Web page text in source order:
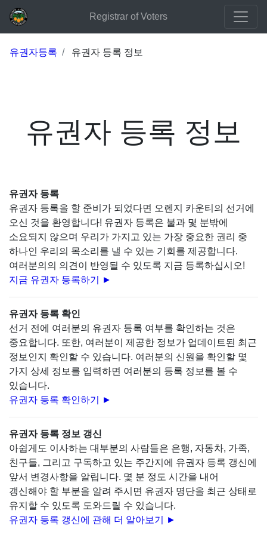
Registrar of Voters
유권자등록 유권자 등록 정보
유권자 등록 정보
유권자 등록
유권자 등록을 할 준비가 되었다면 오렌지 카운티의 선거에
오신 것을 환영합니다! 유권자 등록은 불과 몇 분밖에
소요되지 않으며 우리가 가지고 있는 가장 중요한 권리 중
하나인 우리의 목소리를 낼 수 있는 기회를 제공합니다.
여러분의의 의견이 반영될 수 있도록 지금 등록하십시오!
지금 유권자 등록하기 ►
유권자 등록 확인
선거 전에 여러분의 유권자 등록 여부를 확인하는 것은
중요합니다. 또한, 여러분이 제공한 정보가 업데이트된 최근
정보인지 확인할 수 있습니다. 여러분의 신원을 확인할 몇
가지 상세 정보를 입력하면 여러분의 등록 정보를 볼 수
있습니다.
유권자 등록 확인하기 ►
유권자 등록 정보 갱신
아쉽게도 이사하는 대부분의 사람들은 은행, 자동차, 가족,
친구들, 그리고 구독하고 있는 주간지에 유권자 등록 갱신에
앞서 변경사항을 알립니다. 몇 분 정도 시간을 내어
갱신해야 할 부분을 알려 주시면 유권자 명단을 최근 상태로
유지할 수 있도록 도와드릴 수 있습니다.
유권자 등록 갱신에 관해 더 알아보기 ►